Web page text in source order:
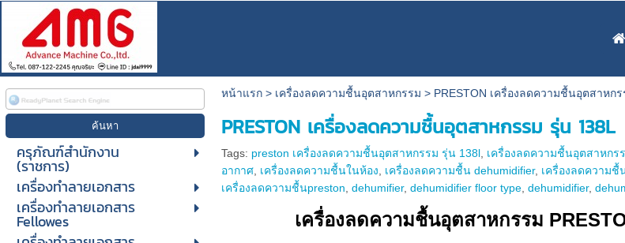
ครุภัณฑ์สำนักงาน
(ราชการ)
เครื่องทำลายเอกสาร
เครื่องทำลายเอกสาร
Fellowes
หน้าแรก> เครื่องลดความชื้นอุตสาหกรรม > PRESTON เครื่องลดความชื้นอุตสาหกร
PRESTON เครื่องลดความชื้นอุตสาหกรรม รุ่น 138L
Tags: preston เครื่องลดความชื้นอุตสาหกรรม รุ่น 138l เครื่องลดความชื้นอุตสาหกร
อากาศ เครื่องลดความชื้นในห้อง เครื่องลดความชื้น dehumidifier, เครื่องลดความ
เครื่องลดความชื้นpreston ,dehumifier,dehumidifier floor type ,dehumidifier,
เครื่องลดความชื้นอุตสาหกรรม